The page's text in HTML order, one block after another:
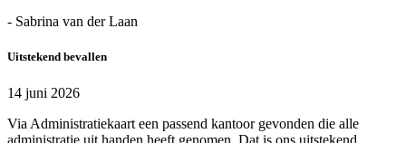
- Sabrina van der Laan
Uitstekend bevallen
14 juni 2026
Via Administratiekaart een passend kantoor gevonden die alle
administratie uit handen heeft genomen. Dat is ons uitstekend